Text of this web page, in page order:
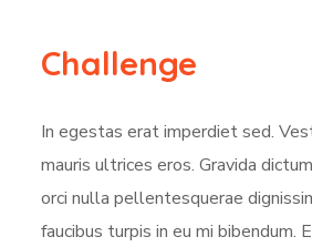
Challenge
In egestas erat imperdiet sed.
mauris ultrices eros. Gravida
orci nulla pellentesquerae
faucibus turpis in eu mi bibendum.